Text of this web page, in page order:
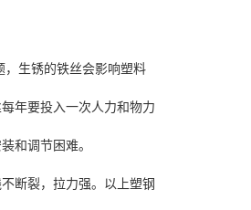
生锈的铁丝会影响塑料
年要投入一次人力和物力
和调节困难。
断裂，拉力强。以上塑钢